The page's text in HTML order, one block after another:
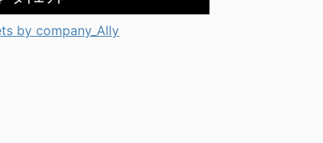
by company_Ally